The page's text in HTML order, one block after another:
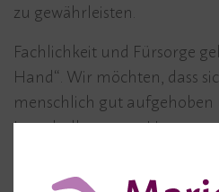
zu gewährleisten.
Fachlichkeit und Fürsorge
Hand“. Wir möchten, dass
menschlich gut
Innerhalb unseres Hauses
zwischen Pflege, sozialer